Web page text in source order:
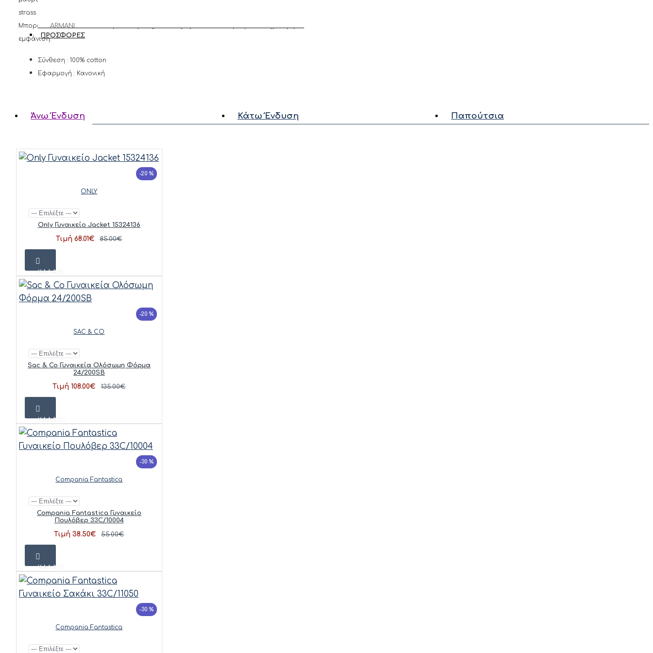
ΠΑΠΟΥΤΣΙΑ
ARMANI
EXCHANGE
MOLLY
BRACKEN
ΠΡΟΣΦΟΡΕΣ
strass το logo της εταιρείας στο στήθος. Διαθέτει μαλακό και απαλό ύφασμα.
Μπορείτε να το συνδυάσετε με το αγαπημένο σας τζιν παντελόνι για μια πιο χαλαρή
εμφάνιση.
Σύνθεση : 100% cotton
Εφαρμογή : Κανονική
Άνω Ένδυση Κάτω Ένδυση Παπούτσια
-20 %
ONLY
Only Γυναικείο Jacket 15324136
Τιμή 68.01€ 85.00€
ΚΑΛΆΘΙ
-20 %
SAC & CO
Sac & Co Γυναικεία Ολόσωμη Φόρμα
24/200SB
Τιμή 108.00€ 135.00€
ΚΑΛΆΘΙ
-30 %
Compania Fantastica
Compania Fantastica Γυναικείο
Πουλόβερ 33C/10004
Τιμή 38.50€ 55.00€
ΚΑΛΆΘΙ
-30 %
Compania Fantastica